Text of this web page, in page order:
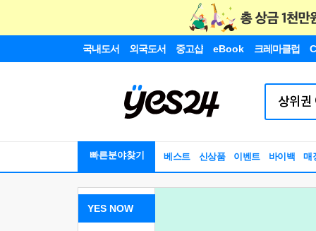
국내도서 외국도서 중고샵 eBook 크레마클럽
빠른분야찾기 베스트 신상품 이벤트 바이백 매
YES NOW